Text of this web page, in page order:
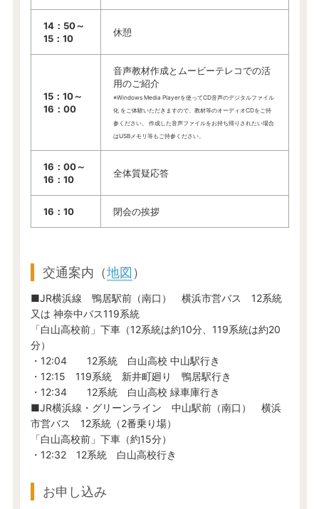
14：50～
15：10
休憩
15：10～
16：00
音声教材作成とムービーテレコでの活
用のご紹介
※Windows Media Playerを使ってCD音声のデジタルファイル
化 をご体験いただきますので、教材等のオーディオCDをご持
参ください。 作成した音声ファイルをお持ち帰りされたい場合
はUSBメモリ等もご持参ください。
16：00～
16：10
全体質疑応答
16：10 閉会の挨拶
交通案内（地図 ）
■JR横浜線 鴨居駅前（南口） 横浜市営バス 12系統
又は 神奈中バス119系統
「白山高校前」下車（12系統は約10分、119系統は約20
分）
・12:04 12系統 白山高校 中山駅行き
・12:15 119系統 新井町廻り 鴨居駅行き
・12:34 12系統 白山高校 緑車庫行き
■JR横浜線・グリーンライン 中山駅前（南口） 横浜
市営バス 12系統（2番乗り場）
「白山高校前」下車（約15分）
・12:32 12系統 白山高校行き
お申し込み